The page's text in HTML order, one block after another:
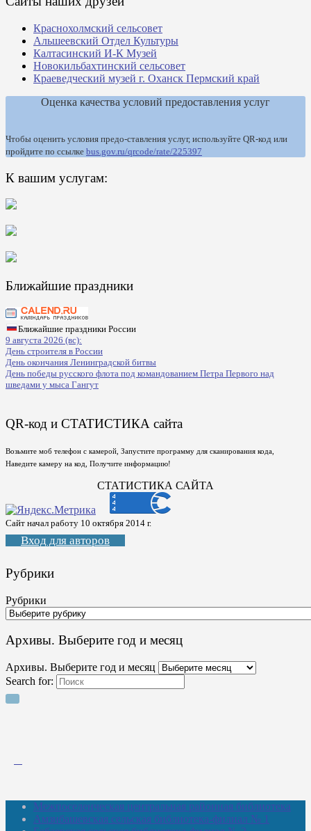
Краснохолмский сельсовет
Альшеевский Отдел Культуры
Калтасинский И-К Музей
Новокильбахтинский сельсовет
Краеведческий музей г. Оханск Пермский край
Оценка качества условий предоставления услуг
Чтобы оценить условия предо-ставления услуг, используйте QR-код или
пройдите по ссылке bus.gov.ru/qrcode/rate/225397
К вашим услугам:
Ближайшие праздники
Ближайшие праздники России
9 августа 2026 (вс):
День строителя в России
День окончания Ленинградской битвы
День победы русского флота под командованием Петра Первого над
шведами у мыса Гангут
QR-код и СТАТИСТИКА сайта
Возьмите моб телефон с камерой, Запустите программу для сканирования кода,
Наведите камеру на код, Получите информацию!
СТАТИСТИКА САЙТА
Сайт начал работу 10 октября 2014 г.
Вход для авторов
Рубрики
Рубрики
Архивы. Выберите год и месяц
Архивы. Выберите год и месяц
Search for:
Межпоселенческая центральная районная библиотека
Амзибашевская сельская библиотека-филиал № 1